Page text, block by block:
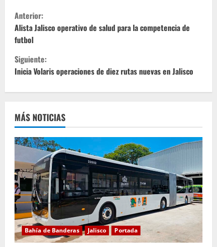
S
i
g
u
e
l
e
e
n
d
o
Anterior:
Alista Jalisco operativo de salud para la competencia de
futbol
Siguiente:
Inicia Volaris operaciones de diez rutas nuevas en Jalisco
MÁS NOTICIAS
Bahía de Banderas Jalisco Portada